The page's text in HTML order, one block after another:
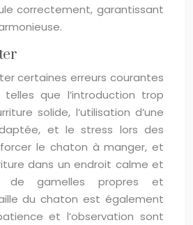
correctement, garantissant
certaines erreurs courantes
que l’introduction trop
solide, l’utilisation d’une
et le stress lors des
le chaton à manger, et
dans un endroit calme et
de gamelles propres et
du chaton est également
et l’observation sont